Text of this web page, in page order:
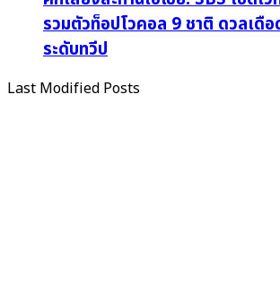
รวมตัวท็อปโวคอล 9 ชาติ ดวลเดื
ระดับทวีป
Last Modified Posts